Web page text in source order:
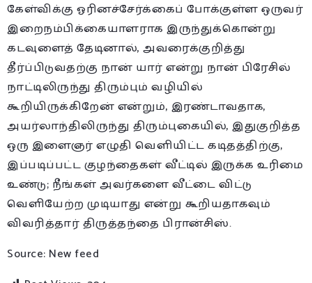
கேள்விக்கு ஓரினச்சேர்க்கைப் போக்குள்ள ஒருவர்
இறைநம்பிக்கையாளராக இருந்துக்கொன்று
கடவுளைத் தேடினால், அவரைக்குறித்து
தீர்ப்பிடுவதற்கு நான் யார் என்று நான் பிரேசில்
நாட்டிலிருந்து திரும்பும் வழியில்
கூறியிருக்கிறேன் என்றும், இரண்டாவதாக,
அயர்லாந்திலிருந்து திரும்புகையில், இதுகுறித்த
ஒரு இளைஞர் எழுதி வெளியிட்ட கடிதத்திற்கு,
இப்படிப்பட்ட குழந்தைகள் வீட்டில் இருக்க உரிமை
உண்டு; நீங்கள் அவர்களை வீட்டை விட்டு
வெளியேற்ற முடியாது என்று கூறியதாகவும்
விவரித்தார் திருத்தந்தை பிரான்சிஸ்.
Source: New feed